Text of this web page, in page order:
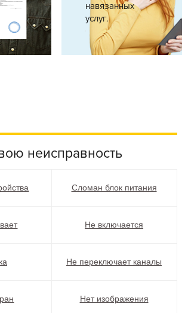
навязанных
услуг.
неисправность
Сломан блок питания
Не включается
Не переключает каналы
Нет изображения